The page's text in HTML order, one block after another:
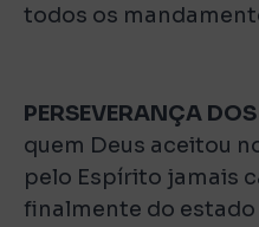
todos os
PERSEVERANÇA
quem Deus aceitou
pelo Espírito jamais
finalmente do estado